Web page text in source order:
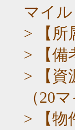
マイル
> 【所
> 【備
> 【資
（20
> 【物